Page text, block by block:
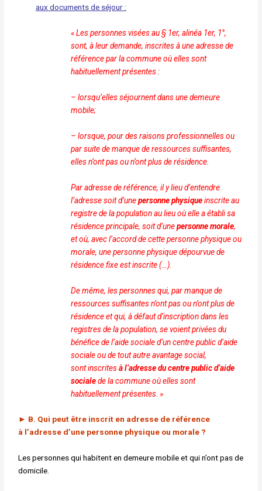
aux documents de séjour :
«Les personnes visées au § 1er, alinéa 1er, 1°,
sont, àleur demande, inscrites à une adresse de
référence par lacommune où elles sont
habituellement présentes :
– lorsqu’elles séjournent dans une demeure
mobile;
– lorsque, pour des raisons professionnelles ou
par suite demanque de ressources suffisantes,
elles n’ont pas ou n’ontplus de résidence.
Par adresse de référence, il y lieu d’entendre
l’adressesoit d’unepersonne physiqueinscrite au
registre de lapopulation au lieu où elle a établi sa
résidence principale,soit d’unepersonne morale,
et où, avec l’accord de cettepersonne physique ou
morale, une personne physiquedépourvue de
résidence fixe est inscrite (…).
De même, les personnes qui, par manque de
ressourcessuffisantes n’ont pas ou n’ont plus de
résidence et qui, àdéfaut d’inscription dans les
registres de la population,se voient privées du
bénéfice de l’aide sociale d’un centrepublic d’aide
sociale ou de tout autre avantage social,
sontinscritesà l’adresse du centre public d’aide
socialede lacommune où elles sont
habituellement présentes . »
► B. Qui peut être inscrit en adresse de référence
à l’adresse d’une personne physique ou morale ?
Les personnes qui habitent en demeure mobile et qui n’ont pas de
domicile.